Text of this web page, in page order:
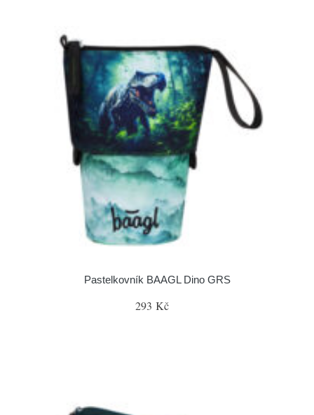
Pastelkovník BAAGL Dino GRS
293 Kč